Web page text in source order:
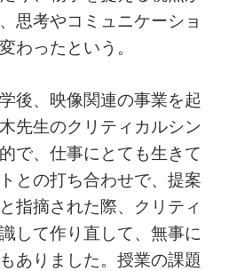
思考やコミュニケーショ
わったという。
後、映像関連の事業を起
先生のクリティカルシン
で、仕事にとても生きて
との打ち合わせで、提案
指摘された際、クリティ
して作り直して、無事に
ありました。授業の課題